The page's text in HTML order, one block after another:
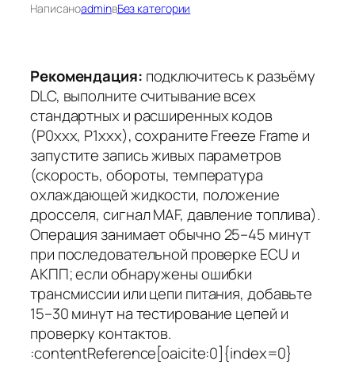
НаписаноadminвБез категории
Рекомендация: подключитесь к разъёму
DLC, выполните считывание всех
стандартных и расширенных кодов
(P0xxx, P1xxx), сохраните Freeze Frame и
запустите запись живых параметров
(скорость, обороты, температура
охлаждающей жидкости, положение
дросселя, сигнал MAF, давление топлива).
Операция занимает обычно 25–45 минут
при последовательной проверке ECU и
АКПП; если обнаружены ошибки
трансмиссии или цепи питания, добавьте
15–30 минут на тестирование цепей и
проверку контактов.
:contentReference[oaicite:0]{index=0}